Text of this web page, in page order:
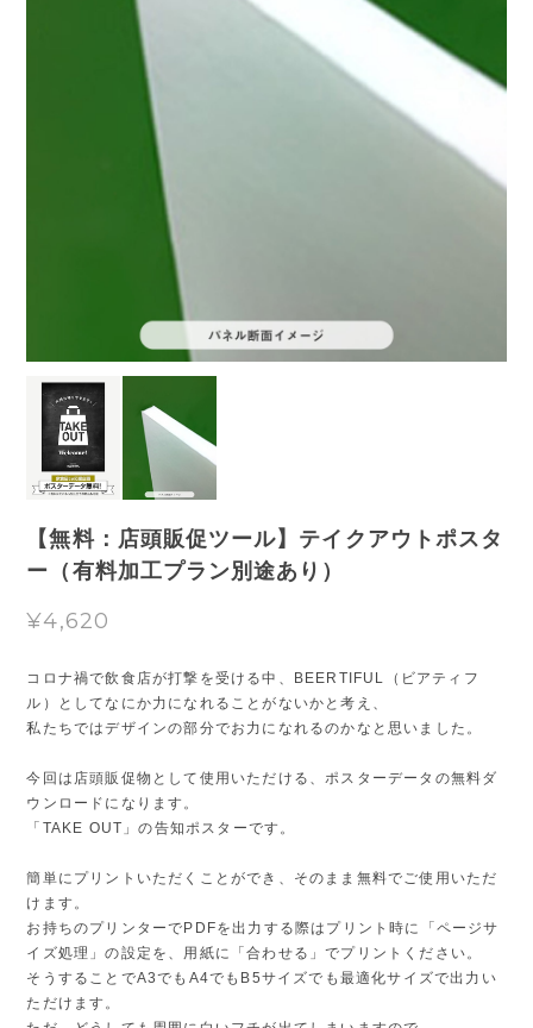
【無料：店頭販促ツール】テイクアウトポスタ
ー（有料加工プラン別途あり）
¥4,620
コロナ禍で飲食店が打撃を受ける中、BEERTIFUL（ビアティフ
ル）としてなにか力になれることがないかと考え、
私たちではデザインの部分でお力になれるのかなと思いました。
今回は店頭販促物として使用いただける、ポスターデータの無料ダ
ウンロードになります。
「TAKE OUT」の告知ポスターです。
簡単にプリントいただくことができ、そのまま無料でご使用いただ
けます。
お持ちのプリンターでPDFを出力する際はプリント時に「ページサ
イズ処理」の設定を、用紙に「合わせる」でプリントください。
そうすることでA3でもA4でもB5サイズでも最適化サイズで出力い
ただけます。